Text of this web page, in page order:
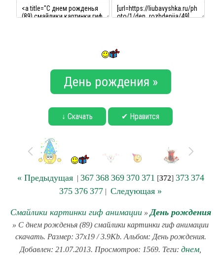
День рождения »
↓ Скачать ✔ Нравится
« Предыдущая| 367 368 369 370 371 [372] 373 374
375 376 377 | Следующая »
Смайлики картинки гиф анимации» День рождения
» С днем рожденья (89) смайлики картинки гиф анимации
скачать. Размер: 37x19 / 3.9Kb. Альбом: День рождения.
Добавлен: 21.07.2013. Просмотров: 1569. Теги: днем